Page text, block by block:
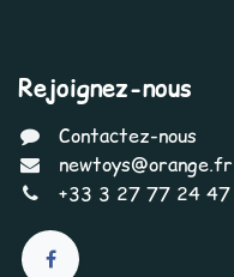
Rejoignez-nous
Contactez-nous
newtoys@orange.fr
+33 3 27 77 24 47